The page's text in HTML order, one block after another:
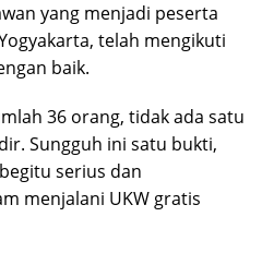
yang menjadi peserta
telah mengikuti
baik.
36 orang, tidak ada satu
Sungguh ini satu bukti,
serius dan
menjalani UKW gratis